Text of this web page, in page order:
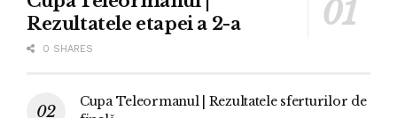
Rezultatele etapei a 2-a
0 SHARES
Cupa Teleormanul | Rezultatele sferturilor de